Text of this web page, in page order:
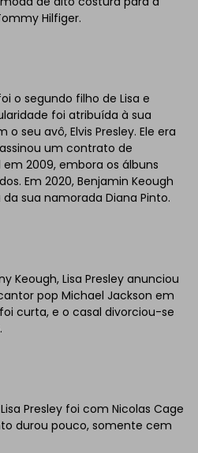
Hilfiger.
o segundo filho de Lisa e
foi atribuída à sua
seu avô, Elvis Presley. Ele era
um contrato de
2009, embora os álbuns
Em 2020, Benjamin Keough
sua namorada Diana Pinto.
Keough, Lisa Presley anunciou
pop Michael Jackson em
curta, e o casal divorciou-se
Presley foi com Nicolas Cage
durou pouco, somente cem